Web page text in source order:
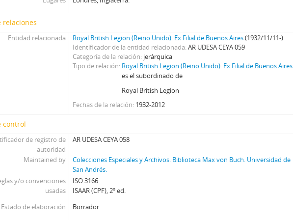
relaciones
Entidad relacionada Royal British Legion (Reino Unido). Ex Filial de Buenos Aires(1932/11/11-)
Identificador de la entidad relacionada AR UDESA CEYA 059
Categoría de la relación jerárquica
Tipo de relación Royal British Legion (Reino Unido). Ex Filial de Buenos Aires
es el subordinado de
Royal British Legion
Fechas de la relación 1932-2012
control
de registro de
autoridad
AR UDESA CEYA 058
Maintained by
Colecciones Especiales y Archivos. Biblioteca Max von Buch. Universidad de
San Andrés.
y/o convenciones
usadas
ISO 3166
ISAAR (CPF), 2º ed.
Estado de elaboración
Borrador